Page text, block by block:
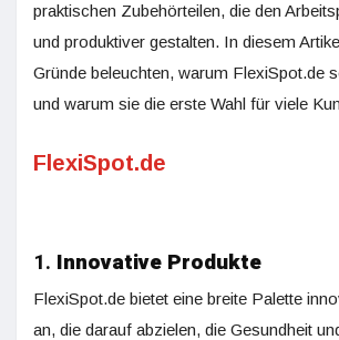
praktischen Zubehörteilen, die den
und produktiver gestalten. In diesem
Gründe beleuchten, warum FlexiSpot.de
und warum sie die erste Wahl für viele
FlexiSpot.de
1. Innovative Produkte
FlexiSpot.de bietet eine breite Palette
an, die darauf abzielen, die Gesundheit